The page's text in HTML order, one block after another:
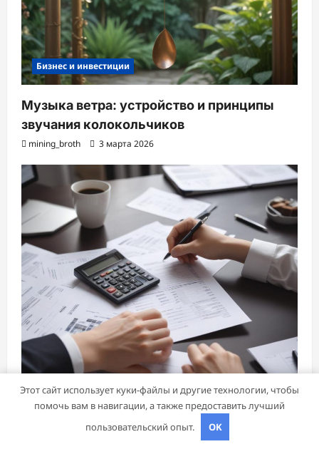
Бизнес и инвестиции
Музыка ветра: устройство и принципы
звучания колокольчиков
mining_broth 3 марта 2026
Этот сайт использует куки-файлы и другие технологии, чтобы
помочь вам в навигации, а также предоставить лучший
пользовательский опыт.
OK